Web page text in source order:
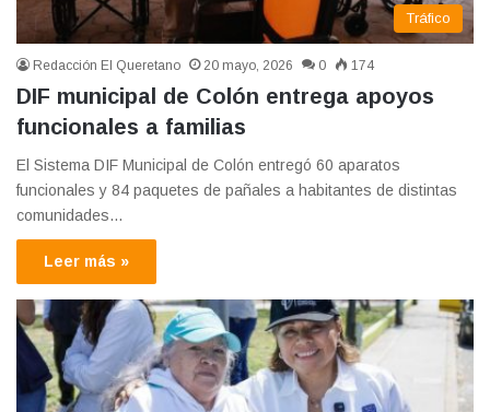
Tráfico
Redacción El Queretano 20 mayo, 2026 0 174
DIF municipal de Colón entrega apoyos
funcionales a familias
El Sistema DIF Municipal de Colón entregó 60 aparatos
funcionales y 84 paquetes de pañales a habitantes de distintas
comunidades…
Leer más »